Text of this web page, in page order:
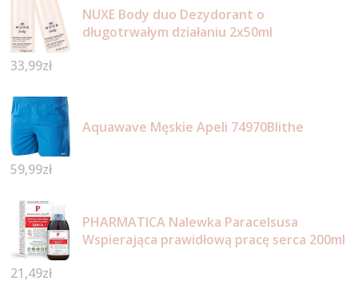
NUXE Body duo Dezydorant o
długotrwałym działaniu 2x50ml
33,99zł
Aquawave Męskie Apeli 74970Blithe
59,99zł
PHARMATICA Nalewka Paracelsusa
Wspierająca prawidłową pracę serca 200ml
21,49zł